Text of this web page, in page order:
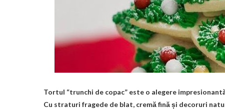
Tortul “trunchi de copac” este o alegere
Cu straturi fragede de blat, cremă fină și decoruri